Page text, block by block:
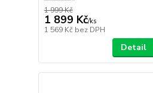
1 999 Kč
1 899 Kč/ks
1 569 Kč bez DPH
Detail